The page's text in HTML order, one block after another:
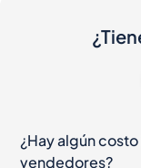
¿Hay algún
vendedores?